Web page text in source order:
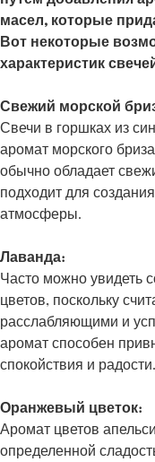
масел, которые
Вот некоторые
характеристик
Свежий морской
Свечи в горшках из
аромат морского
обычно обладает
подходит для
атмосферы.
Лаванда:
Часто можно увидеть
цветов, поскольку
расслабляющими и
аромат способен
спокойствия и радости.
Оранжевый цветок:
Аромат цветов
определенной